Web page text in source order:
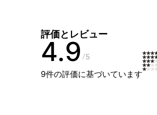
評価とレビュー
4.9 5
9件の評価に基づいています